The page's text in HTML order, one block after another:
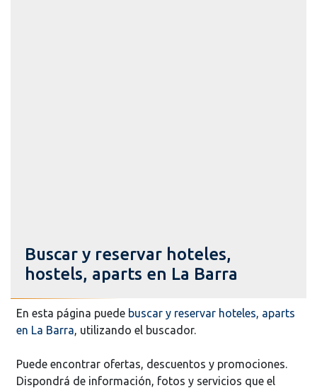
Buscar y reservar hoteles,
hostels, aparts en La Barra
En esta página puede buscar y reservar hoteles, aparts
en La Barra, utilizando el buscador.
Puede encontrar ofertas, descuentos y promociones.
Dispondrá de información, fotos y servicios que el